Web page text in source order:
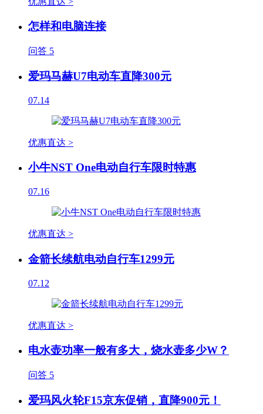
怎样和电脑连接
问答 5
爱玛马赫U7电动车直降300元
07.14
优惠直达 >
小牛NST One电动自行车限时特惠
07.16
优惠直达 >
金箭长续航电动自行车1299元
07.12
优惠直达 >
电水壶功率一般有多大，烧水壶多少W？
问答 5
爱玛风火轮F15京东促销，直降900元！